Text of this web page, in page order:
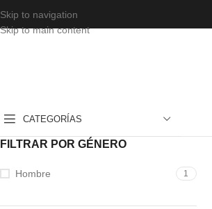
Skip to navigation
Skip to main content
CATEGORÍAS
FILTRAR POR GÉNERO
Hombre 1